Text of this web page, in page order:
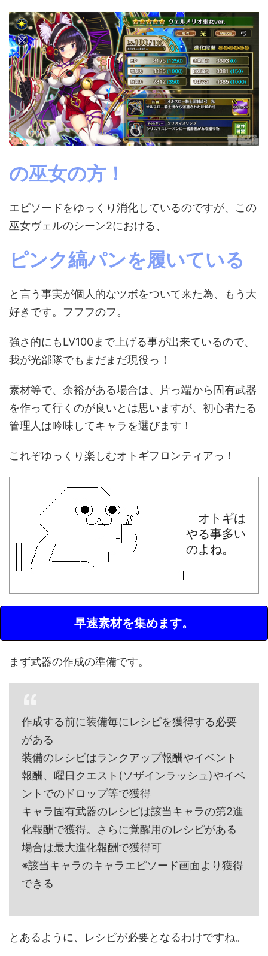
の巫女の方！
エピソードをゆっくり消化しているのですが、この
巫女ヴェルのシーン2における、
ピンク縞パンを履いている
と言う事実が個人的なツボをついて来た為、もう大
好きです。フフフのフ。
強さ的にもLV100まで上げる事が出来ているので、
我が光部隊でもまだまだ現役っ！
素材等で、余裕がある場合は、片っ端から固有武器
を作って行くのが良いとは思いますが、初心者たる
管理人は吟味してキャラを選びます！
これぞゆっくり楽しむオトギフロンティアっ！
オトギは
やる事多い
のよね。
早速素材を集めます。
まず武器の作成の準備です。
作成する前に装備毎にレシピを獲得する必要
がある
装備のレシピはランクアップ報酬やイベント
報酬、曜日クエスト(ソザインラッシュ)やイベ
ントでのドロップ等で獲得
キャラ固有武器のレシピは該当キャラの第2進
化報酬で獲得。さらに覚醒用のレシピがある
場合は最大進化報酬で獲得可
※該当キャラのキャラエピソード画面より獲得
できる
とあるように、レシピが必要となるわけですね。